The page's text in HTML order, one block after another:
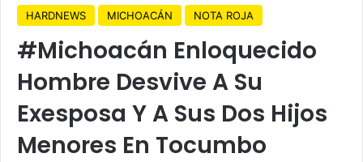
HARDNEWS MICHOACÁN NOTA ROJA
#Michoacán Enloquecido
Hombre Desvive A Su
Exesposa Y A Sus Dos Hijos
Menores En Tocumbo